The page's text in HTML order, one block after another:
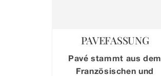
PAVEFASSUNG
Pavé stammt aus dem
Französischen und